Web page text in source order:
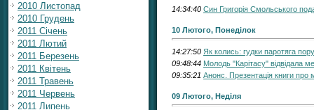
2010 Листопад
2010 Грудень
2011 Січень
2011 Лютий
2011 Березень
2011 Квітень
2011 Травень
2011 Червень
2011 Липень
14:34:40 Син Григорія Смольського
10 Лютого, Понеділок
14:27:50 Як колись: гудки паротяга
09:48:44 Молодь "Карітасу" відвідала
09:35:21 Анонс. Презентація книги про
09 Лютого, Неділя